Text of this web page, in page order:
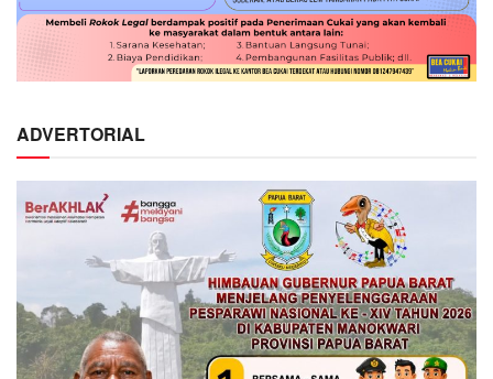
ADVERTORIAL